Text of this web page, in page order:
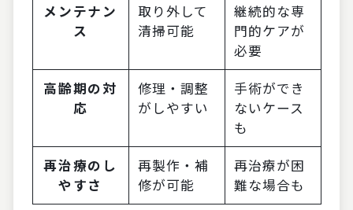
メンテナン
ス
取り外して
清掃可能
継続的な専
門的ケアが
必要
高齢期の対
応
修理・調整
がしやすい
手術ができ
ないケース
も
再治療のし
やすさ
再製作・補
修が可能
再治療が困
難な場合も